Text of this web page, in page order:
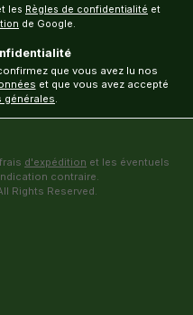
les Règles de confidentialité et
de Google.
et que vous avez accepté
générales.
d'expédition et les éventuels
contraire.
Rights Reserved.